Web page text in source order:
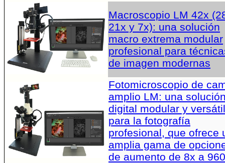
Macroscopio LM 42x
21x y 7x): una solución
macro extrema modular
profesional para
de imagen modernas
Fotomicroscopio de
amplio LM: una
digital modular y versátil
para la fotografía
profesional, que ofrece
amplia gama de
de aumento de 8x a